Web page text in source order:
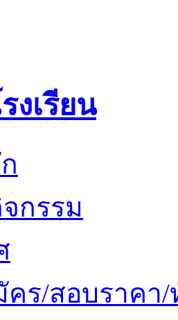
งเรียน
กรรม
คร/สอบราคา/